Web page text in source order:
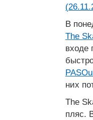
В
The
входе
них
The
пляс.